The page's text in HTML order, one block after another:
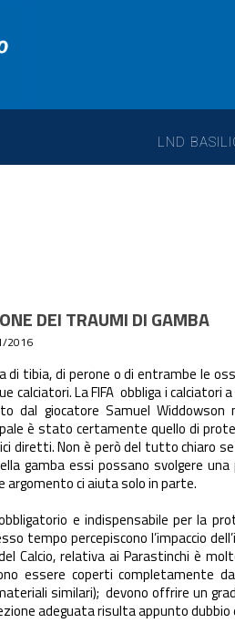
LND
DEI TRAUMI DI GAMBA
2016
tibia, di perone o di entrambe le
La FIFA obbliga i calciatori a
dal giocatore Samuel
è stato certamente quello di
diretti. Non è però del tutto chiaro
gamba essi possano svolgere
argomento ci aiuta solo in parte.
e indispensabile per la
tempo percepiscono l’impaccio
Calcio, relativa ai Parastinchi è
essere coperti completamente
similari); devono offrire un
adeguata risulta appunto dubbio